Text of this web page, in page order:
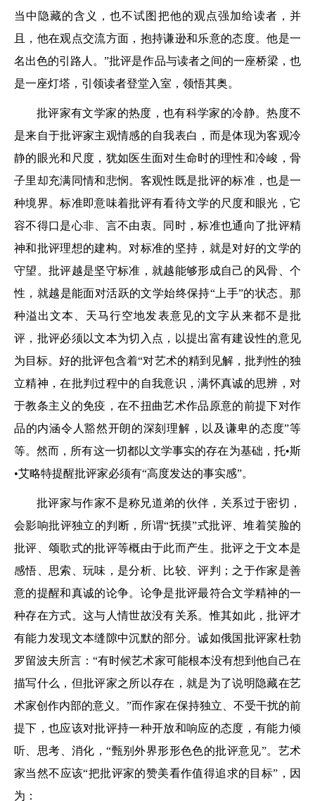
当中隐藏的含义，也不试图把他的观点强加给读者，并
且，他在观点交流方面，抱持谦逊和乐意的态度。他是一
名出色的引路人。”批评是作品与读者之间的一座桥梁，也
是一座灯塔，引领读者登堂入室，领悟其奥。
批评家有文学家的热度，也有科学家的冷静。热度不
是来自于批评家主观情感的自我表白，而是体现为客观冷
静的眼光和尺度，犹如医生面对生命时的理性和冷峻，骨
子里却充满同情和悲悯。客观性既是批评的标准，也是一
种境界。标准即意味着批评有看待文学的尺度和眼光，它
容不得口是心非、言不由衷。同时，标准也通向了批评精
神和批评理想的建构。对标准的坚持，就是对好的文学的
守望。批评越是坚守标准，就越能够形成自己的风骨、个
性，就越是能面对活跃的文学始终保持“上手”的状态。那
种溢出文本、天马行空地发表意见的文字从来都不是批
评，批评必须以文本为切入点，以提出富有建设性的意见
为目标。好的批评包含着“对艺术的精到见解，批判性的独
立精神，在批判过程中的自我意识，满怀真诚的思辨，对
于教条主义的免疫，在不扭曲艺术作品原意的前提下对作
品的内涵令人豁然开朗的深刻理解，以及谦卑的态度”等
等。然而，所有这一切都以文学事实的存在为基础，托•斯
•艾略特提醒批评家必须有“高度发达的事实感”。
批评家与作家不是称兄道弟的伙伴，关系过于密切，
会影响批评独立的判断，所谓“抚摸”式批评、堆着笑脸的
批评、颂歌式的批评等概由于此而产生。批评之于文本是
感悟、思索、玩味，是分析、比较、评判；之于作家是善
意的提醒和真诚的论争。论争是批评最符合文学精神的一
种存在方式。这与人情世故没有关系。惟其如此，批评才
有能力发现文本缝隙中沉默的部分。诚如俄国批评家杜勃
罗留波夫所言：“有时候艺术家可能根本没有想到他自己在
描写什么，但批评家之所以存在，就是为了说明隐藏在艺
术家创作内部的意义。”而作家在保持独立、不受干扰的前
提下，也应该对批评持一种开放和响应的态度，有能力倾
听、思考、消化，“甄别外界形形色色的批评意见”。艺术
家当然不应该“把批评家的赞美看作值得追求的目标”，因
为：